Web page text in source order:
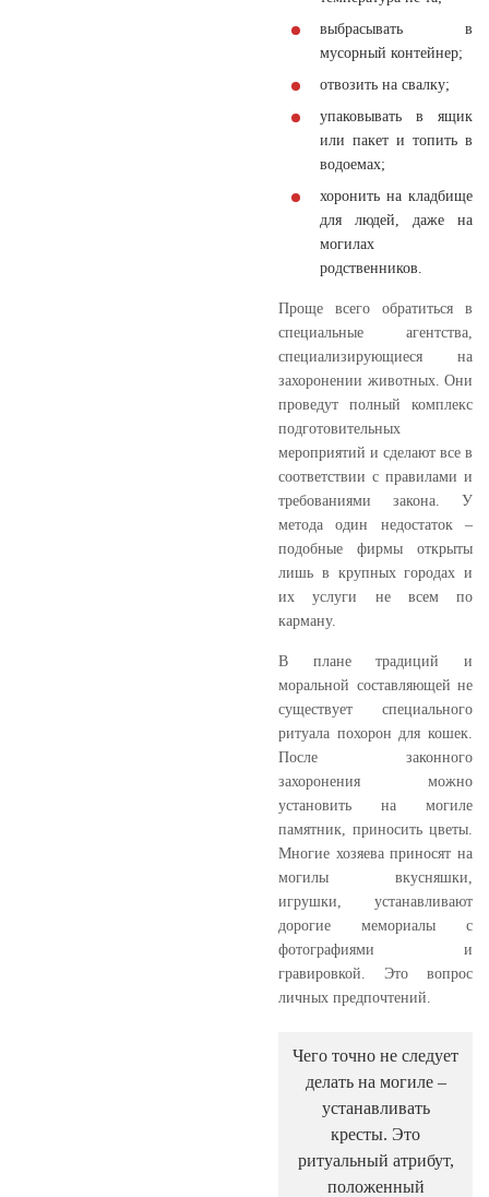
выбрасывать в
мусорный контейнер;
отвозить на свалку;
упаковывать в ящик
или пакет и топить в
водоемах;
хоронить на кладбище
для людей, даже на
могилах
родственников.
Проще всего обратиться в
специальные агентства,
специализирующиеся на
захоронении животных. Они
проведут полный комплекс
подготовительных
мероприятий и сделают все в
соответствии с правилами и
требованиями закона. У
метода один недостаток –
подобные фирмы открыты
лишь в крупных городах и
их услуги не всем по
карману.
В плане традиций и
моральной составляющей не
существует специального
ритуала похорон для кошек.
После законного
захоронения можно
установить на могиле
памятник, приносить цветы.
Многие хозяева приносят на
могилы вкусняшки,
игрушки, устанавливают
дорогие мемориалы с
фотографиями и
гравировкой. Это вопрос
личных предпочтений.
Чего точно не следует
делать на могиле –
устанавливать
кресты. Это
ритуальный атрибут,
положенный